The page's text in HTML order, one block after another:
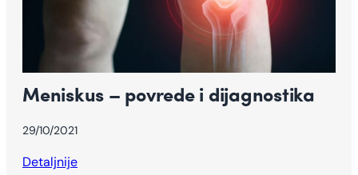
Meniskus – povrede i dijagnostika
29/10/2021
Detaljnije